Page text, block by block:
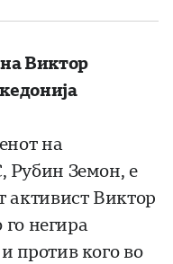
Виктор
на
Рубин Земон, е
активист Виктор
го негира
против кого во